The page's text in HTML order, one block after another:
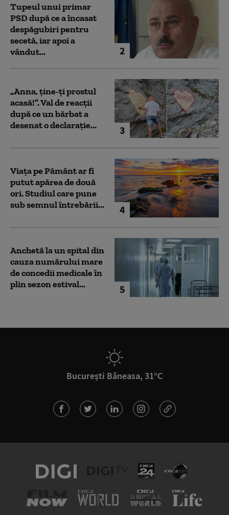
2
Tupeul unui primar
PSD după ce a încasat
despăgubiri pentru
secetă, iar apoi a
vândut...
3
„Anna, ţine-ţi prostul
acasă!”. Val de reacții
după ce un bărbat a
desenat o declarație...
4
Viața pe Pământ ar fi
putut apărea de două
ori. Studiul care pune
sub semnul întrebării...
5
Anchetă la un spital din
cauza numărului mare
de concedii medicale în
plin sezon estival...
București Băneasa, 31°C